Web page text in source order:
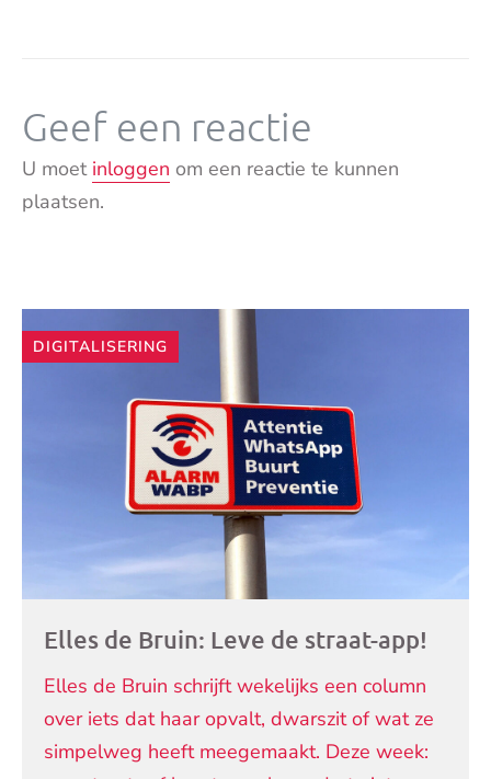
Geef een reactie
U moet inloggen om een reactie te kunnen
plaatsen.
Andere
artikelen
DIGITALISERING
Elles de Bruin: Leve de straat-app!
Elles de Bruin schrijft wekelijks een column
over iets dat haar opvalt, dwarszit of wat ze
simpelweg heeft meegemaakt. Deze week: